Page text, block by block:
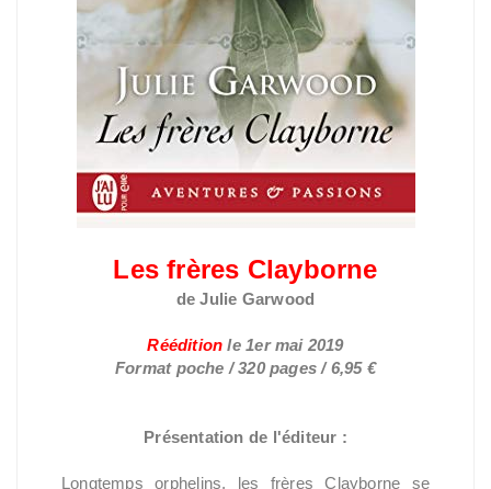
Les frères Clayborne
de Julie Garwood
Rééditionle1er mai 2019
Format poche / 320 pages / 6,95 €
Présentation de l'éditeur :
Longtemps orphelins, les frères Clayborne se